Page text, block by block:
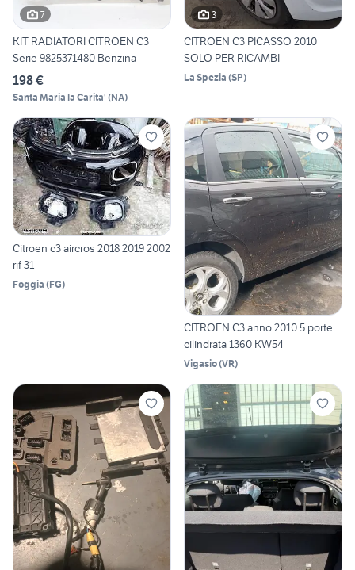
7
KIT RADIATORI CITROEN C3
Serie 9825371480 Benzina
198 €
Santa Maria la Carita' (NA)
3
CITROEN C3 PICASSO 2010
SOLO PER RICAMBI
La Spezia (SP)
Citroen c3 aircros 2018 2019 2002
rif 31
Foggia (FG)
CITROEN C3 anno 2010 5 porte
cilindrata 1360 KW54
Vigasio(VR)